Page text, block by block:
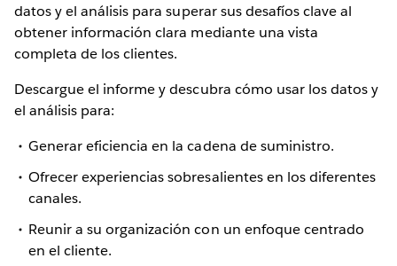
datos y el análisis para superar sus desafíos clave al
obtener información clara mediante una vista
completa de los clientes.
Descargue el informe y descubra cómo usar los datos y
el análisis para:
Generar eficiencia en la cadena de suministro.
Ofrecer experiencias sobresalientes en los diferentes
canales.
Reunir a su organización con un enfoque centrado
en el cliente.